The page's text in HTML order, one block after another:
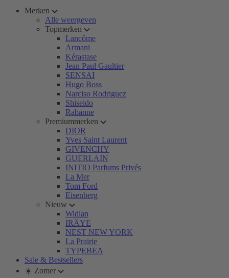
Merken
Alle weergeven
Topmerken
Lancôme
Armani
Kérastase
Jean Paul Gaultier
SENSAI
Hugo Boss
Narciso Rodriguez
Shiseido
Rabanne
Premiummerken
DIOR
Yves Saint Laurent
GIVENCHY
GUERLAIN
INITIO Parfums Privés
La Mer
Tom Ford
Eisenberg
Nieuw
Widian
IRÄYE
NEST NEW YORK
La Prairie
TYPEBEA
Sale & Bestsellers
☀️ Zomer